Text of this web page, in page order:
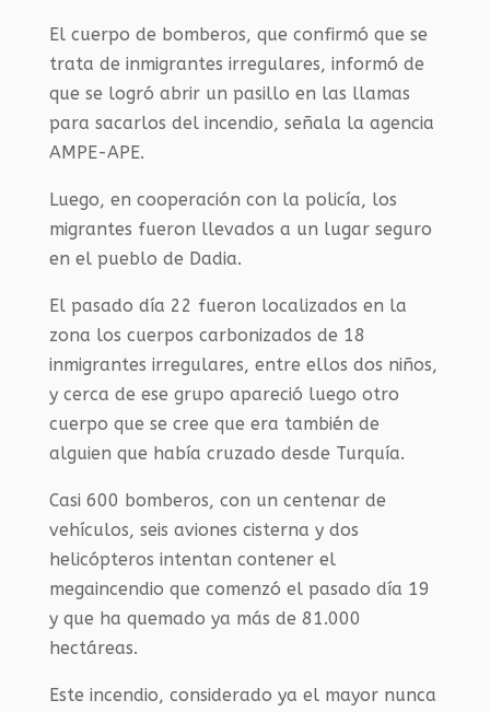
El cuerpo de bomberos, que confirmó que se
trata de inmigrantes irregulares, informó de
que se logró abrir un pasillo en las llamas
para sacarlos del incendio, señala la agencia
AMPE-APE.
Luego, en cooperación con la policía, los
migrantes fueron llevados a un lugar seguro
en el pueblo de Dadia.
El pasado día 22 fueron localizados en la
zona los cuerpos carbonizados de 18
inmigrantes irregulares, entre ellos dos niños,
y cerca de ese grupo apareció luego otro
cuerpo que se cree que era también de
alguien que había cruzado desde Turquía.
Casi 600 bomberos, con un centenar de
vehículos, seis aviones cisterna y dos
helicópteros intentan contener el
megaincendio que comenzó el pasado día 19
y que ha quemado ya más de 81.000
hectáreas.
Este incendio, considerado ya el mayor nunca